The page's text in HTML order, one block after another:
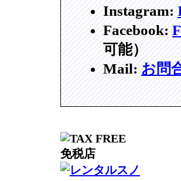
Instagram:
Facebook:
可能）
Mail: お問